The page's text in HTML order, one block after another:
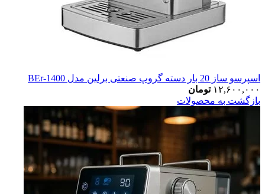
اسپرسو ساز 20 بار دسته گروپ صنعتی برلین مدل BEr-1400
۱۲,۶۰۰,۰۰۰ تومان
بازگشت به محصولات